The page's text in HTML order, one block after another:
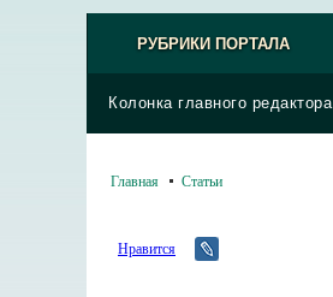
РУБРИКИ ПОРТАЛА
Колонка главного редактора
Главная Статьи
Нравится